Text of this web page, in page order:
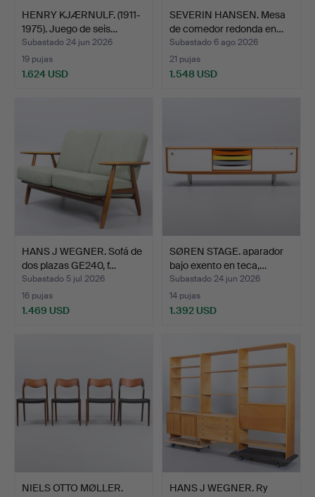
HENRY KJÆRNULF. (1911-
1975). Juego de seis…
Subastado 24 jun 2026
19 pujas
1.624 USD
SEVERIN HANSEN. Mesa
de comedor redonda en…
Subastado 6 ago 2026
21 pujas
1.548 USD
HANS J WEGNER. Sofá de
dos plazas GE240, f…
Subastado 5 jul 2026
16 pujas
1.469 USD
SØREN STAGE. aparador
bajo exento en teca,…
Subastado 24 jun 2026
14 pujas
1.392 USD
NIELS OTTO MØLLER.
HANS J WEGNER. Ry